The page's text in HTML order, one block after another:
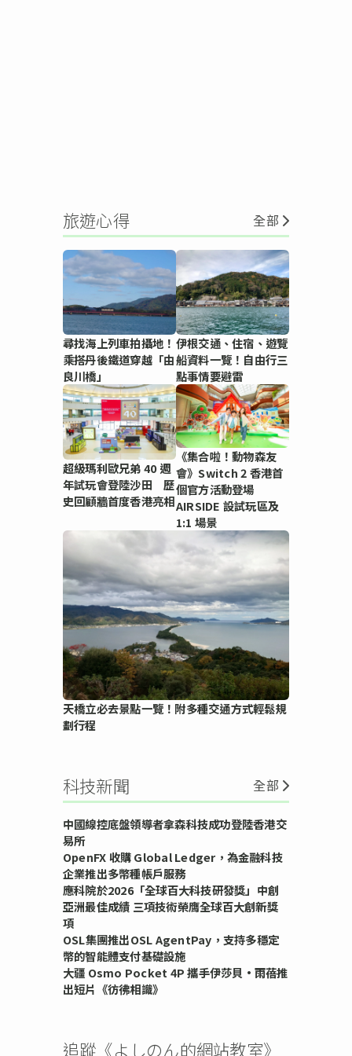
旅遊心得 全部
尋找海上列車拍攝地！
乘搭丹後鐵道穿越「由
良川橋」
伊根交通、住宿、遊覽
船資料一覽！自由行三
點事情要避雷
超級瑪利歐兄弟 40 週
年試玩會登陸沙田 歷
史回顧牆首度香港亮相
《集合啦！動物森友
會》Switch 2 香港首
個官方活動登場
AIRSIDE 設試玩區及
1:1 場景
天橋立必去景點一覽！附多種交通方式輕鬆規
劃行程
科技新聞 全部
中國線控底盤領導者拿森科技成功登陸香港交
易所
OpenFX 收購 Global Ledger，為金融科技
企業推出多幣種帳戶服務
應科院於2026「全球百大科技研發獎」中創
亞洲最佳成績 三項技術榮膺全球百大創新獎
項
OSL集團推出OSL AgentPay，支持多穩定
幣的智能體支付基礎設施
大疆 Osmo Pocket 4P 攜手伊莎貝•雨蓓推
出短片《彷彿相識》
追蹤《よしのん的網站教室》